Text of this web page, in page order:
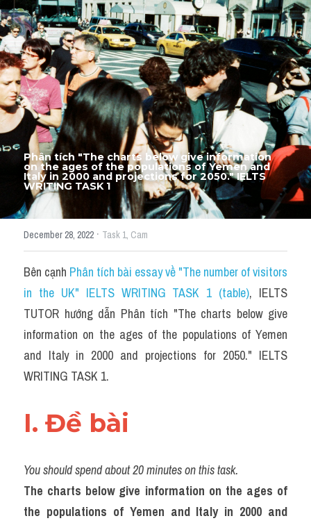
Thư Tín
Mixed
SGK
Vocabularies
Đề writing theo topic
Pie
Line graph
Bar chart
Đề thi thật IELTS GENERAL
Task 2
Từ vựng theo topic
Từ vựng theo Topic
Grammar
Cam
Environment
Thành tích học viên
Phân tích "The charts below give information
on the ages of the populations of Yemen and
Italy in 2000 and projections for 2050." IELTS
WRITING TASK 1
December 28, 2022 · Task 1, Cam
Bên cạnh Phân tích bài essay về "The number of visitors
in the UK" IELTS WRITING TASK 1 (table), IELTS
TUTOR hướng dẫn Phân tích "The charts below give
information on the ages of the populations of Yemen
and Italy in 2000 and projections for 2050." IELTS
WRITING TASK 1.
I. Đề bài
You should spend about 20 minutes on this task.
The charts below give information on the ages of
the populations of Yemen and Italy in 2000 and